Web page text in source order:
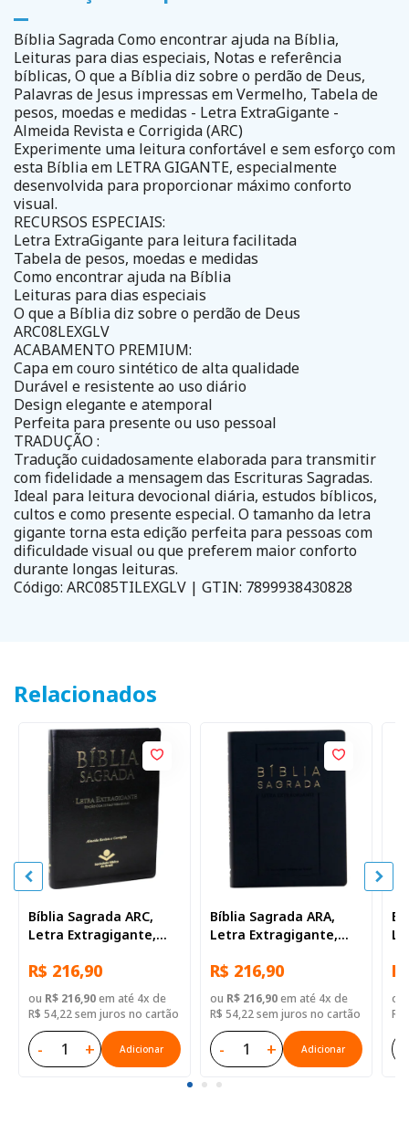
Bíblia Sagrada Como encontrar ajuda na Bíblia,
Leituras para dias especiais, Notas e referência
bíblicas, O que a Bíblia diz sobre o perdão de Deus,
Palavras de Jesus impressas em Vermelho, Tabela de
pesos, moedas e medidas - Letra ExtraGigante -
Almeida Revista e Corrigida (ARC)
Experimente uma leitura confortável e sem esforço com
esta Bíblia em LETRA GIGANTE, especialmente
desenvolvida para proporcionar máximo conforto
visual.
RECURSOS ESPECIAIS:
Letra ExtraGigante para leitura facilitada
Tabela de pesos, moedas e medidas
Como encontrar ajuda na Bíblia
Leituras para dias especiais
O que a Bíblia diz sobre o perdão de Deus
ARC08LEXGLV
ACABAMENTO PREMIUM:
Capa em couro sintético de alta qualidade
Durável e resistente ao uso diário
Design elegante e atemporal
Perfeita para presente ou uso pessoal
TRADUÇÃO :
Tradução cuidadosamente elaborada para transmitir
com fidelidade a mensagem das Escrituras Sagradas.
Ideal para leitura devocional diária, estudos bíblicos,
cultos e como presente especial. O tamanho da letra
gigante torna esta edição perfeita para pessoas com
dificuldade visual ou que preferem maior conforto
durante longas leituras.
Código: ARC085TILEXGLV | GTIN: 7899938430828
Relacionados
Bíblia Sagrada ARC,
Letra Extragigante,
destacadas, com
índice, Capa Couro
Sintético Preta
R$ 216,90
ou R$ 216,90em até 4x de
R$ 54,22 sem juros no cartão
- + Adicionar
Bíblia Sagrada ARA,
Letra Extragigante,
destacadas, com
índice, Capa Couro
Sintético Preta
R$ 216,90
ou R$ 216,90em até 4x de
R$ 54,22 sem juros no cartão
- + Adicionar
ou
R$